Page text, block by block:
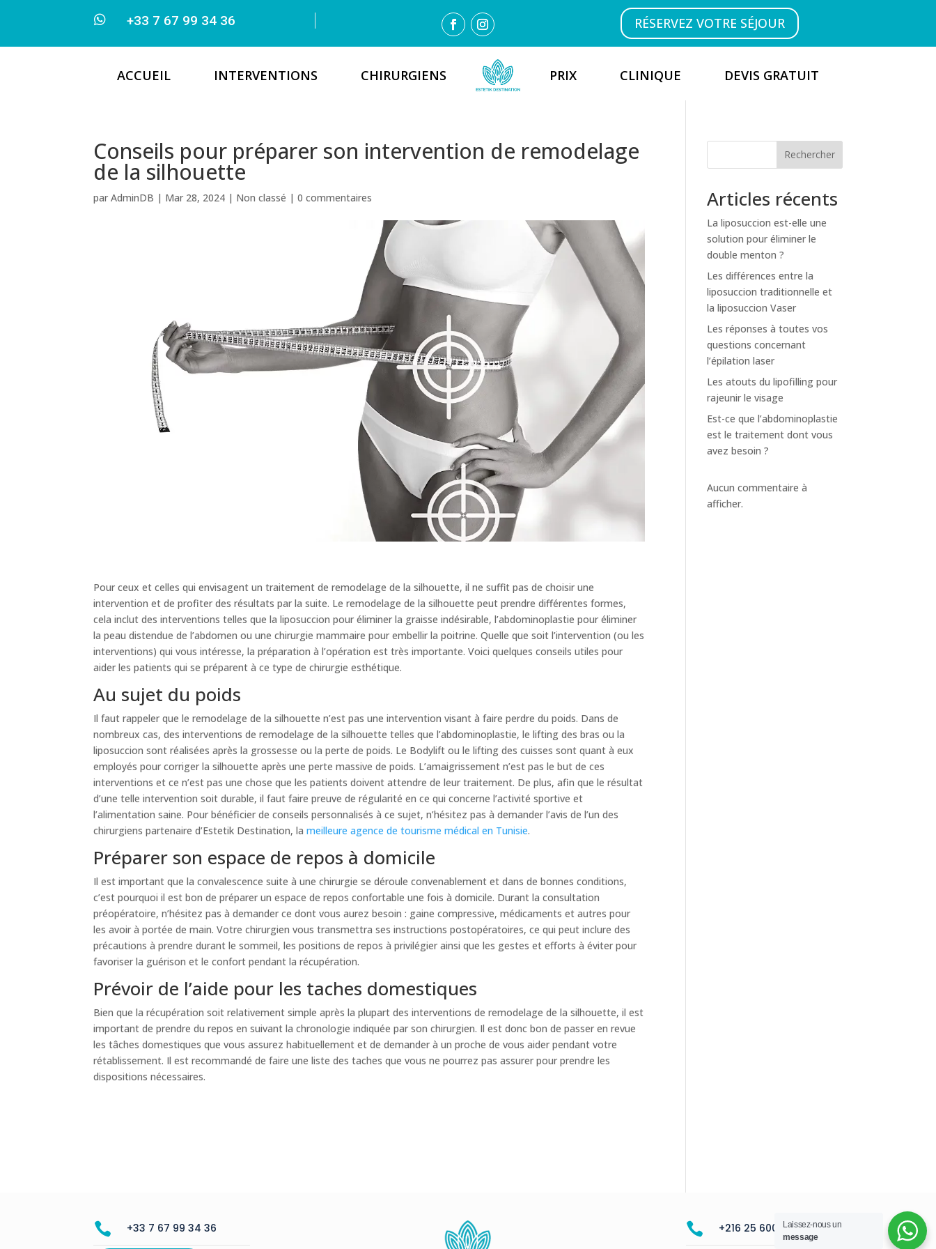
 +33 7 67 99 34 36 RÉSERVEZ VOTRE SÉJOUR
ACCUEIL INTERVENTIONS CHIRURGIENS PRIX CLINIQUE DEVIS GRATUIT
Conseils pour préparer son intervention de remodelage
de la silhouette
parAdminDB | Mar 28, 2024 | Non classé |0 commentaires
Pour ceux et celles qui envisagent un traitement de remodelage de la silhouette, il ne suffit pas de choisir une
intervention et de profiter des résultats par la suite. Le remodelage de la silhouette peut prendre différentes formes,
cela inclut des interventions telles que la liposuccion pour éliminer la graisse indésirable, l’abdominoplastie pour éliminer
la peau distendue de l’abdomen ou une chirurgie mammaire pour embellir la poitrine. Quelle que soit l’intervention (ou les
interventions) qui vous intéresse, la préparation à l’opération est très importante. Voici quelques conseils utiles pour
aider les patients qui se préparent à ce type de chirurgie esthétique.
Au sujet du poids
Il faut rappeler que le remodelage de la silhouette n’est pas une intervention visant à faire perdre du poids. Dans de
nombreux cas, des interventions de remodelage de la silhouette telles que l’abdominoplastie, le lifting des bras ou la
liposuccion sont réalisées après la grossesse ou la perte de poids. Le Bodylift ou le lifting des cuisses sont quant à eux
employés pour corriger la silhouette après une perte massive de poids. L’amaigrissement n’est pas le but de ces
interventions et ce n’est pas une chose que les patients doivent attendre de leur traitement. De plus, afin que le résultat
d’une telle intervention soit durable, il faut faire preuve de régularité en ce qui concerne l’activité sportive et
l’alimentation saine. Pour bénéficier de conseils personnalisés à ce sujet, n’hésitez pas à demander l’avis de l’un des
chirurgiens partenaire d’Estetik Destination, lameilleure agence de tourisme médical en Tunisie.
Préparer son espace de repos à domicile
Il est important que la convalescence suite à une chirurgie se déroule convenablement et dans de bonnes conditions,
c’est pourquoi il est bon de préparer un espace de repos confortable une fois à domicile. Durant la consultation
préopératoire, n’hésitez pas à demander ce dont vous aurez besoin : gaine compressive, médicaments et autres pour
les avoir à portée de main. Votre chirurgien vous transmettra ses instructions postopératoires, ce qui peut inclure des
précautions à prendre durant le sommeil, les positions de repos à privilégier ainsi que les gestes et efforts à éviter pour
favoriser la guérison et le confort pendant la récupération.
Prévoir de l’aide pour les taches domestiques
Bien que la récupération soit relativement simple après la plupart des interventions de remodelage de la silhouette, il est
important de prendre du repos en suivant la chronologie indiquée par son chirurgien. Il est donc bon de passer en revue
les tâches domestiques que vous assurez habituellement et de demander à un proche de vous aider pendant votre
rétablissement. Il est recommandé de faire une liste des taches que vous ne pourrez pas assurer pour prendre les
dispositions nécessaires.
Rechercher
Articles récents
La liposuccion est-elle une
solution pour éliminer le
double menton ?
Les différences entre la
liposuccion traditionnelle et
la liposuccion Vaser
Les réponses à toutes vos
questions concernant
l’épilation laser
Les atouts du lipofilling pour
rajeunir le visage
Est-ce que l’abdominoplastie
est le traitement dont vous
avez besoin ?
Aucun commentaire à
afficher.
 +33 7 67 99 34 36  +216 25 600 515Laissez-nous un
message